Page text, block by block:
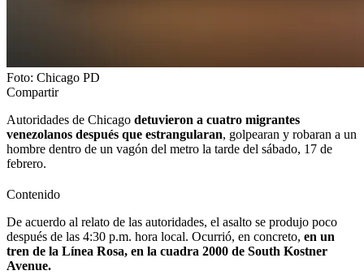
Foto: Chicago PD
Compartir
Autoridades de Chicago detuvieron a cuatro migrantes
venezolanos después que estrangularan, golpearan y robaran a un
hombre dentro de un vagón del metro la tarde del sábado, 17 de
febrero.
Contenido
De acuerdo al relato de las autoridades, el asalto se produjo poco
después de las 4:30 p.m. hora local. Ocurrió, en concreto, en un
tren de la Línea Rosa, en la cuadra 2000 de South Kostner
Avenue.